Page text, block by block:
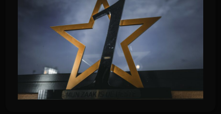
09:00 – 12:00 uur
16:00 uur – 21:00 uur
Zaterdag:
09:00 uur – 17:00 uur